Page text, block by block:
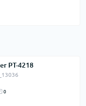
PT-4218
0